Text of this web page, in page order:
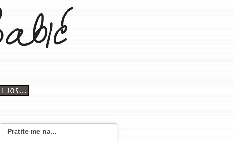
Pratite me na...